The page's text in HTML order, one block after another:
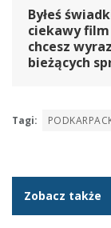
Byłeś
ciekawy film
chcesz
bieżących
Tagi:
Zobacz także